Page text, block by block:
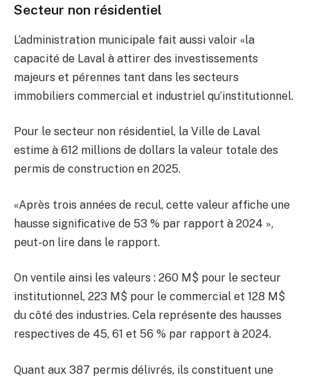
Secteur non résidentiel
L’administration municipale fait aussi valoir «la
capacité de Laval à attirer des investissements
majeurs et pérennes tant dans les secteurs
immobiliers commercial et industriel qu’institutionnel.
Pour le secteur non résidentiel, la Ville de Laval
estime à 612 millions de dollars la valeur totale des
permis de construction en 2025.
«Après trois années de recul, cette valeur affiche une
hausse significative de 53 % par rapport à 2024 »,
peut-on lire dans le rapport.
On ventile ainsi les valeurs : 260 M$ pour le secteur
institutionnel, 223 M$ pour le commercial et 128 M$
du côté des industries. Cela représente des hausses
respectives de 45, 61 et 56 % par rapport à 2024.
Quant aux 387 permis délivrés, ils constituent une